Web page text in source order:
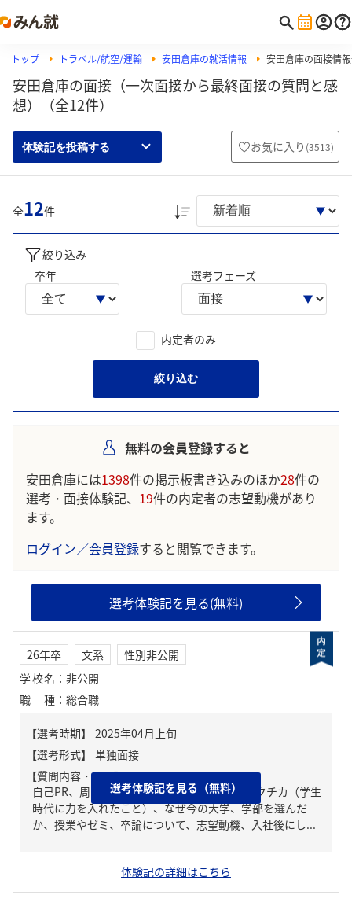
トップ トラベル/航空/運輸 安田倉庫の就活情報 安田倉庫の面接情
安田倉庫の面接（一次面接から最終面接の質問と感
想）（全12件）
体験記を投稿する お気に入り (3513)
全12件
絞り込み
卒年
選考フェーズ
内定者のみ
絞り込む
無料の会員登録すると
安田倉庫には1398件の掲示板書き込みのほか28件の
選考・面接体験記、 19件の内定者の志望動機があり
ます。
ログイン／会員登録すると閲覧できます。
選考体験記を見る(無料)
26年卒 文系
性別非公開
学校名 ： 非公開
職種 ： 総合職
【質問内容・課題】
自己PR、周りからどんな人といわれる？、ガクチカ（学生
時代に力を入れたこと）、なぜ今の大学、学部を選んだ
か、授業やゼミ、卒論について、志望動機、入社後にし...
選考体験記を見る（無料）
体験記の詳細はこちら